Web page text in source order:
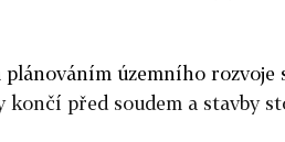
plánováním územního rozvoje
končí před soudem a stavby